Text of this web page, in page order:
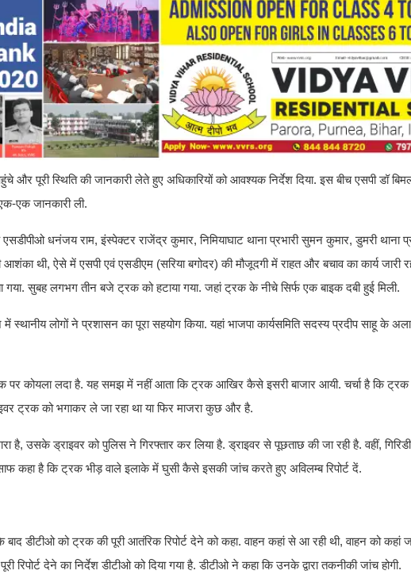
और पूरी स्थिति की जानकारी लेते हुए अधिकारियों को आवश्यक निर्देश दिया. इस बीच एसपी डॉ
एक जानकारी ली.
धनंजय राम, इंस्पेक्टर राजेंद्र कुमार, निमियाघाट थाना प्रभारी सुमन कुमार, डुमरी थाना
थी, ऐसे में एसपी एवं एसडीएम (सरिया बगोदर) की मौजूदगी में राहत और बचाव का कार्य जारी
सुबह लगभग तीन बजे ट्रक को हटाया गया. जहां ट्रक के नीचे सिर्फ एक बाइक दबी हुई मिली.
लोगों ने प्रशासन का पूरा सहयोग किया. यहां भाजपा कार्यसमिति सदस्य प्रदीप साहू के
पर कोयला लदा है. यह समझ में नहीं आता कि ट्रक आखिर कैसे इसरी बाजार आयी. चर्चा है कि ट्रक
ट्रक को भगाकर ले जा रहा था या फिर माजरा कुछ और है.
उसके ड्राइवर को पुलिस ने गिरफ्तार कर लिया है. ड्राइवर से पूछताछ की जा रही है. वहीं,
कहा है कि ट्रक भीड़ वाले इलाके में घुसी कैसे इसकी जांच करते हुए अविलम्ब रिपोर्ट दें.
डीटीओ को ट्रक की पूरी आतंरिक रिपोर्ट देने को कहा. वाहन कहां से आ रही थी, वाहन को कहां
देने का निर्देश डीटीओ को दिया गया है. डीटीओ ने कहा कि उनके द्वारा तकनीकी जांच होगी.